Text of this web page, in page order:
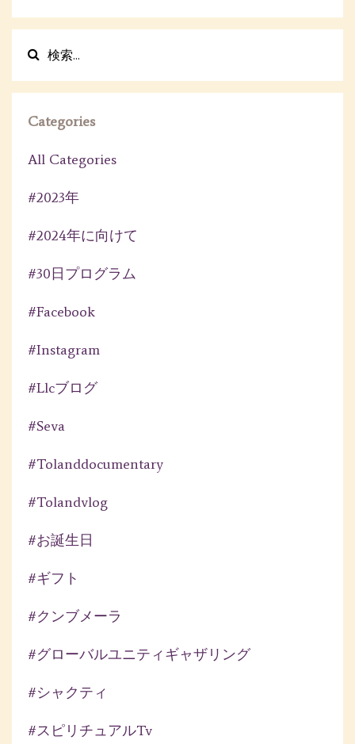
Categories
All Categories
#2023年
#2024年に向けて
#30日プログラム
#facebook
#instagram
#llcブログ
#seva
#tolanddocumentary
#tolandvlog
#お誕生日
#ギフト
#クンブメーラ
#グローバルユニティギャザリング
#シャクティ
#スピリチュアルtv